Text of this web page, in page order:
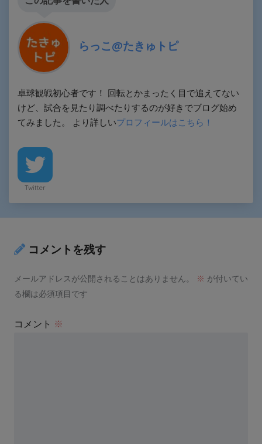
らっこ@たきゅトピ
卓球観戦初心者です！ 回転とかまったく目で追えてない
けど、試合を見たり調べたりするのが好きでブログ始め
てみました。 より詳しいプロフィールはこちら！
Twitter
コメントを残す
メールアドレスが公開されることはありません。 ※ が付いてい
る欄は必須項目です
コメント ※